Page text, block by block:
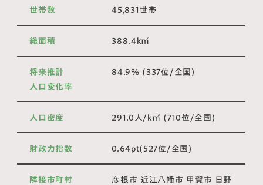
世帯数 45,831世帯
総面積 388.4k㎡
将来推計
人口変化率
84.9% (337位/全国)
人口密度 291.0人/k㎡ (710位/全国)
財政力指数 0.64pt(527位/全国)
隣接市町村
彦根市 近江八幡市 甲賀市 日野